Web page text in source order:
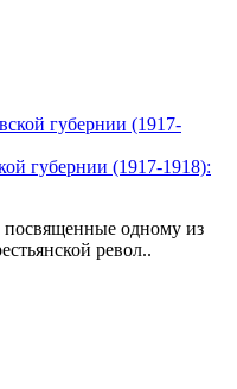
губернии (1917-1918):
одному из
револ..